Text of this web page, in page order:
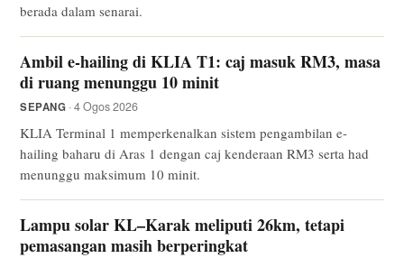
berada dalam senarai.
Ambil e-hailing di KLIA T1: caj masuk RM3, masa
di ruang menunggu 10 minit
SEPANG · 4 Ogos 2026
KLIA Terminal 1 memperkenalkan sistem pengambilan e-
hailing baharu di Aras 1 dengan caj kenderaan RM3 serta had
menunggu maksimum 10 minit.
Lampu solar KL–Karak meliputi 26km, tetapi
pemasangan masih berperingkat